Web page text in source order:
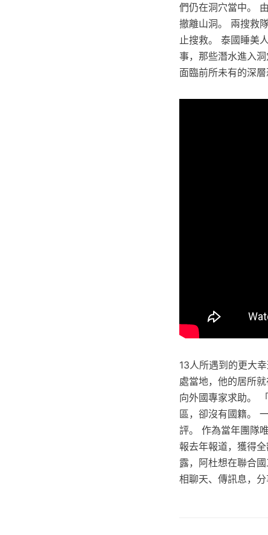
們仍在洞穴當中。
撤離山洞。 兩搜救
止搜救。 泰國睡美
事，那些潛水進入
面臨前所未有的深層
13人所遇到的更大
處當地，他的居所
向外國專家求助。
區，卻沒有國籍。
評。 作為當年團隊
報去年報道，獲得
露，阿杜想在聯合
相聊天、傳訊息，分